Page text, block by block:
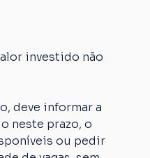
investido não
deve informar a
neste prazo, o
ou pedir